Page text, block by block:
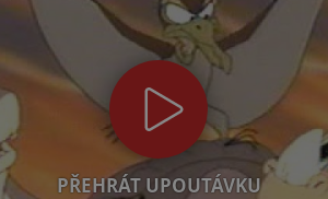
PŘEHRÁT UPOUTÁVKU